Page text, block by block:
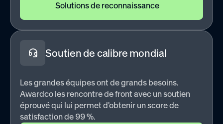
Solutions de reconnaissance
Soutien de calibre mondial
Les grandes équipes ont de grands besoins.
Awardco les rencontre de front avec un soutien
éprouvé qui lui permet d'obtenir un score de
satisfaction de 99 %.